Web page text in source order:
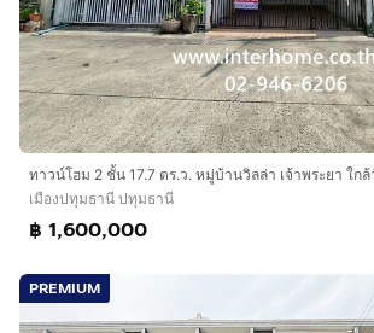
เมืองปทุมธานี ปทุมธานี
฿ 1,600,000
PREMIUM